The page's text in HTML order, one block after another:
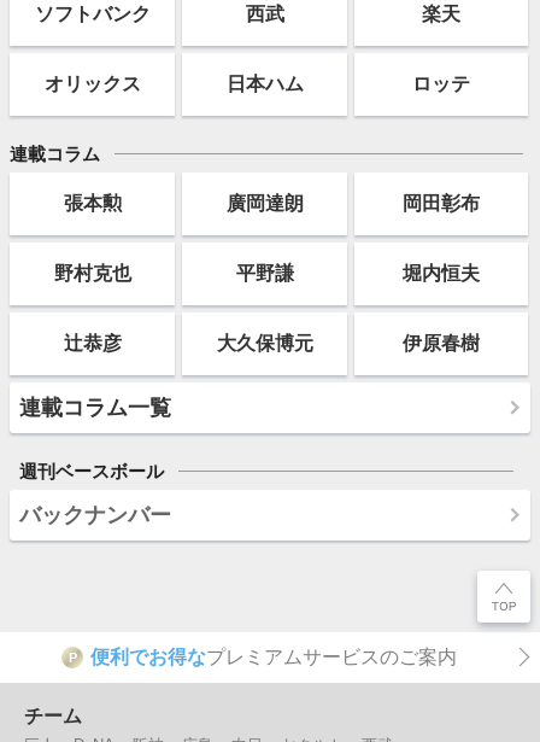
ソフトバンク 西武 楽天
オリックス 日本ハム ロッテ
連載コラム
張本勲 廣岡達朗 岡田彰布
野村克也 平野謙 堀内恒夫
辻恭彦 大久保博元 伊原春樹
連載コラム一覧
週刊ベースボール
バックナンバー
P 便利でお得なプレミアムサービスのご案内
チーム